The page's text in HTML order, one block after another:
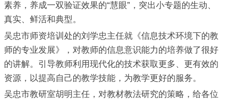
素养，养成一双验证效果的“慧眼”，突出小专题的生动、
真实、鲜活和典型。
吴忠市师资培训处的刘学忠主任就《信息技术环境下的教
师的专业发展》，对教师的信息意识能力的培养做了很好
的讲解。引导教师利用现代化的技术获取更多、更有效的
资源，以提高自己的教学技能，为教学更好的服务。
吴忠市教研室胡明主任，对教材教法研究的策略，给各位